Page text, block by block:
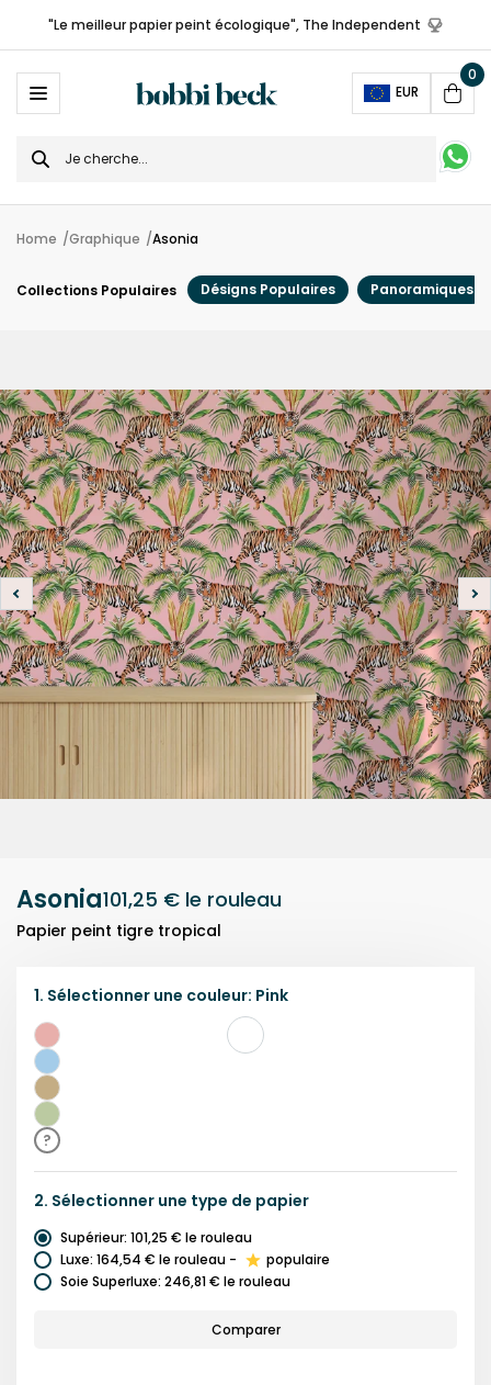
"Le meilleur papier peint écologique", The Independent
EUR
Cart
0
Search
for
Home Graphique Asonia
Collections Populaires Désigns Populaires Panoramiques
Asonia101,25 € le rouleau
Papier peint tigre tropical
1. Sélectionner une couleur: Pink
Rose
Bleu
Brun
Vert
?
2. Sélectionner une type de papier
Supérieur: 101,25 € le rouleau
Luxe: 164,54 € le rouleau -
populaire
Soie Superluxe: 246,81 € le rouleau
Comparer